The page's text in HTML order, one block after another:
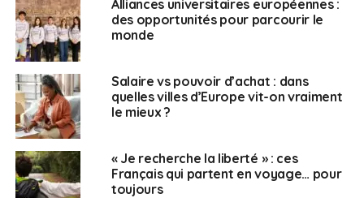
Dounia Chafi
Alliances universitaires européennes :
des opportunités pour parcourir le
monde
Salaire vs pouvoir d’achat : dans
quelles villes d’Europe vit-on vraiment
le mieux ?
« Je recherche la liberté » : ces
Français qui partent en voyage… pour
toujours